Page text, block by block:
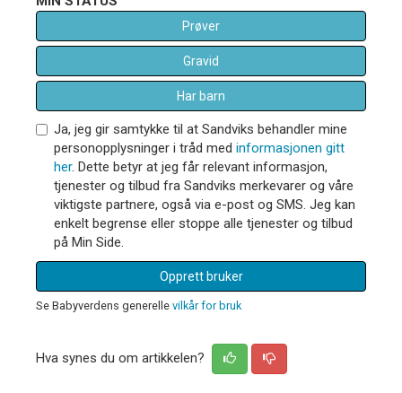
Prøver
Gravid
Har barn
Ja, jeg gir samtykke til at Sandviks behandler mine
personopplysninger i tråd med informasjonen gitt
her. Dette betyr at jeg får relevant informasjon,
tjenester og tilbud fra Sandviks merkevarer og våre
viktigste partnere, også via e-post og SMS. Jeg kan
enkelt begrense eller stoppe alle tjenester og tilbud
på Min Side.
Opprett bruker
Se Babyverdens generelle vilkår for bruk
Hva synes du om artikkelen?